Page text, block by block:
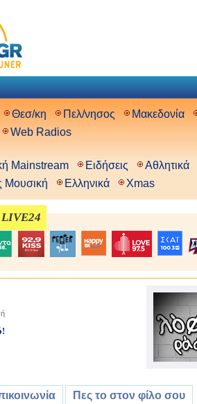
Θεσ/κη Πελ/νησος
Μακεδονία
Web Radios
Mainstream Ειδήσεις
Αθλητικά
Μουσική
Ελληνικά Xmas
LIVE24
Πες το στον φίλο σου